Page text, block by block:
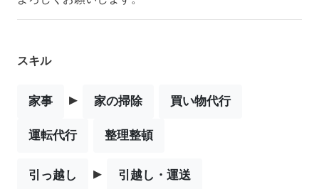
スキル
家事 ▸ 家の掃除 買い物代行
運転代行 整理整頓
引っ越し ▸ 引越し・運送